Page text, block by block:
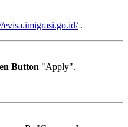
evisa.imigrasi.go.id/.
Button "Apply".